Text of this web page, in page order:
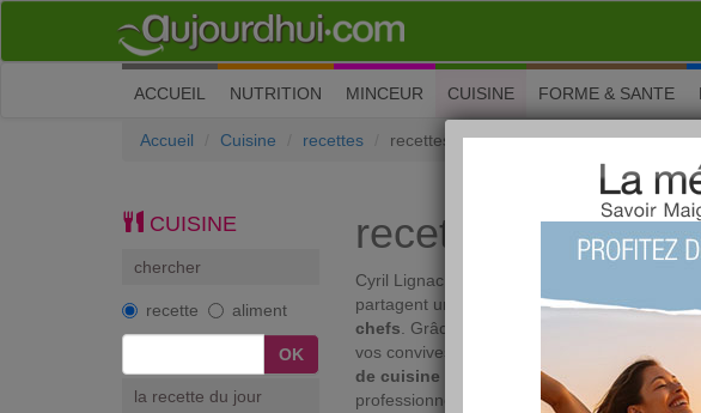
ACCUEIL (current)
NUTRITION MINCEUR CUISINE FORME & SANTE
Accueil Cuisine recettes recettes de cuisine de chefs
CUISINE
chercher
recette aliment
la recette du jour
recettes de
Cyril Lignac, Eric Léautey, Alain Ducasse,
partagent un même point commun : ils ont
chefs . Grâce à eux, vous pouvez, en effet,
vos convives et cuisiner comme un chef. Pas
de cuisine de chefs
vous permettront
professionnels de la cuisine. Vous serez